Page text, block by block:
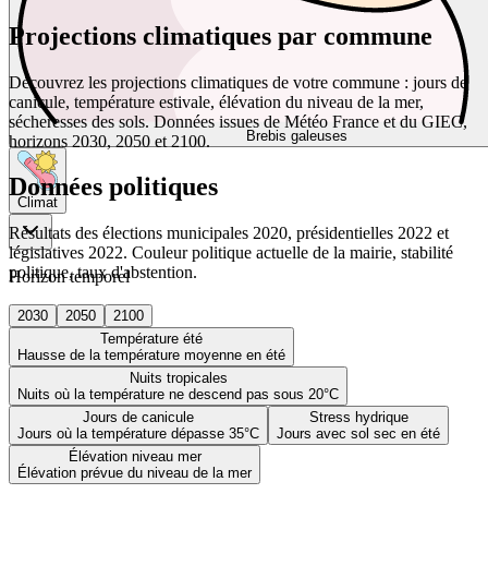
Brebis galeuses
Climat
Horizon temporel
2030 2050
2100
Température été
Hausse de la température moyenne en été
Nuits tropicales
Nuits où la température ne descend pas sous 20°C
Jours de canicule
Jours où la température dépasse 35°C
Stress hydrique
Jours avec sol sec en été
Élévation niveau mer
Élévation prévue du niveau de la mer
Projections climatiques par commune
Découvrez les projections climatiques de votre commune : jours de
canicule, température estivale, élévation du niveau de la mer,
sécheresses des sols. Données issues de Météo France et du GIEC,
horizons 2030, 2050 et 2100.
Données politiques
Résultats des élections municipales 2020, présidentielles 2022 et
législatives 2022. Couleur politique actuelle de la mairie, stabilité
politique, taux d'abstention.